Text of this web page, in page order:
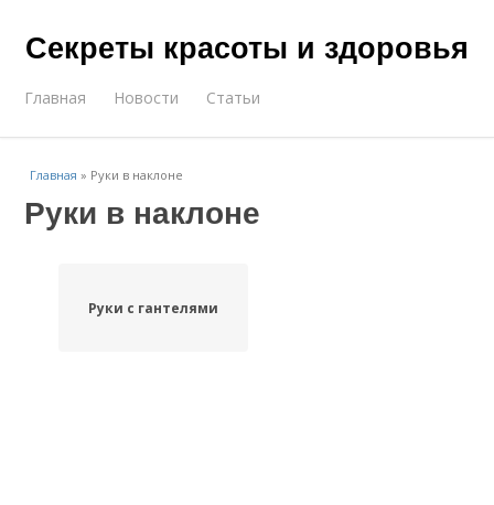
Секреты красоты и здоровья
Главная Новости Статьи
Главная » Руки в наклоне
Руки в наклоне
Руки с гантелями